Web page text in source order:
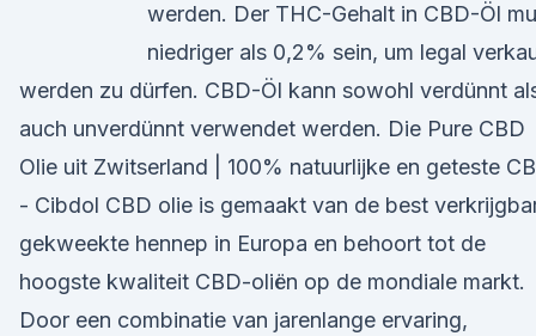
werden. Der THC-Gehalt in CBD-Öl
niedriger als 0,2% sein, um legal
werden zu dürfen. CBD-Öl kann sowohl verdünnt
auch unverdünnt verwendet werden. Die Pure CBD
Olie uit Zwitserland | 100% natuurlijke en geteste
- Cibdol CBD olie is gemaakt van de best
gekweekte hennep in Europa en behoort tot de
hoogste kwaliteit CBD-oliën op de mondiale markt.
Door een combinatie van jarenlange ervaring,